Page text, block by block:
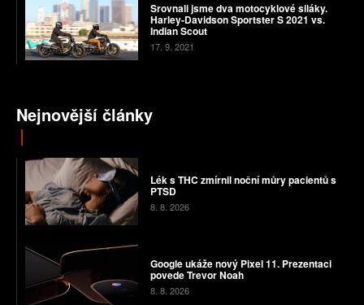
Srovnali jsme dva motocyklové siláky.
Harley-Davidson Sportster S 2021 vs.
Indian Scout
17. 9. 2021
Nejnovější články
Lék s THC zmírnil noční můry pacientů s
PTSD
8. 8. 2026
Google ukáže nový Pixel 11. Prezentaci
povede Trevor Noah
8. 8. 2026